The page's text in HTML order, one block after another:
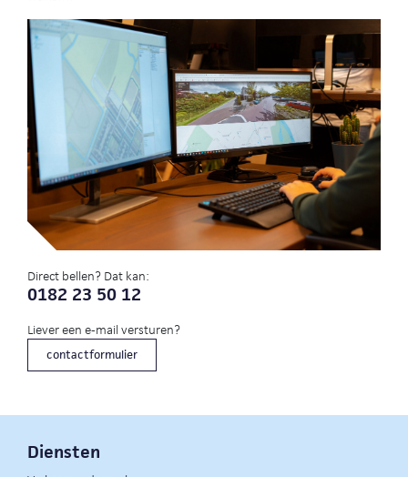
Direct bellen? Dat kan:
0182 23 50 12
Liever een e-mail versturen?
contactformulier
Diensten